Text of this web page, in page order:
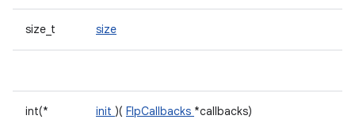
size_t size
int(* init )( FlpCallbacks *callbacks)